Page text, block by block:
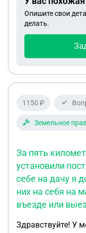
Опишите свои
делать.
1150 ₽
Земельное
За пять
установили
себе на дачу я
них на себя на
въезде или
Здравствуйте! У